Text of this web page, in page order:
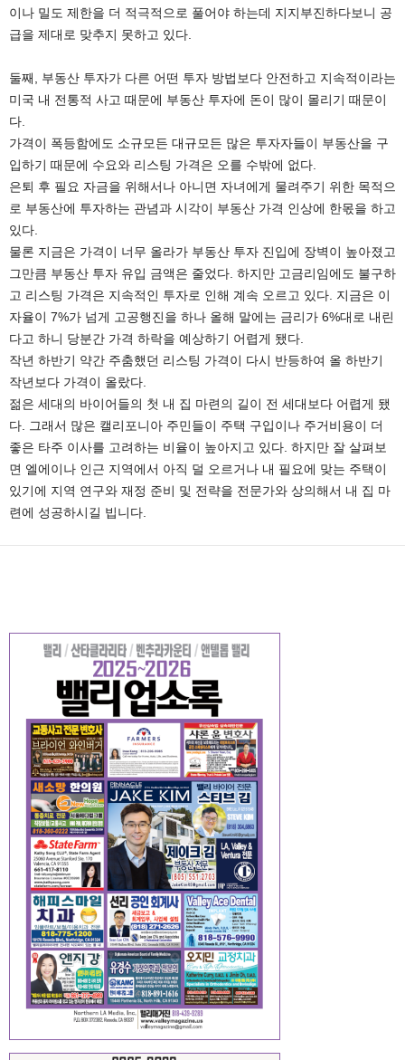
이나 밀도 제한을 더 적극적으로 풀어야 하는데 지지부진하다보니 공
급을 제대로 맞추지 못하고 있다.
둘째, 부동산 투자가 다른 어떤 투자 방법보다 안전하고 지속적이라는
미국 내 전통적 사고 때문에 부동산 투자에 돈이 많이 몰리기 때문이
다.
가격이 폭등함에도 소규모든 대규모든 많은 투자자들이 부동산을 구
입하기 때문에 수요와 리스팅 가격은 오를 수밖에 없다.
은퇴 후 필요 자금을 위해서나 아니면 자녀에게 물려주기 위한 목적으
로 부동산에 투자하는 관념과 시각이 부동산 가격 인상에 한몫을 하고
있다.
물론 지금은 가격이 너무 올라가 부동산 투자 진입에 장벽이 높아졌고
그만큼 부동산 투자 유입 금액은 줄었다. 하지만 고금리임에도 불구하
고 리스팅 가격은 지속적인 투자로 인해 계속 오르고 있다. 지금은 이
자율이 7%가 넘게 고공행진을 하나 올해 말에는 금리가 6%대로 내린
다고 하니 당분간 가격 하락을 예상하기 어렵게 됐다.
작년 하반기 약간 주춤했던 리스팅 가격이 다시 반등하여 올 하반기
작년보다 가격이 올랐다.
젊은 세대의 바이어들의 첫 내 집 마련의 길이 전 세대보다 어렵게 됐
다. 그래서 많은 캘리포니아 주민들이 주택 구입이나 주거비용이 더
좋은 타주 이사를 고려하는 비율이 높아지고 있다. 하지만 잘 살펴보
면 엘에이나 인근 지역에서 아직 덜 오르거나 내 필요에 맞는 주택이
있기에 지역 연구와 재정 준비 및 전략을 전문가와 상의해서 내 집 마
련에 성공하시길 빕니다.